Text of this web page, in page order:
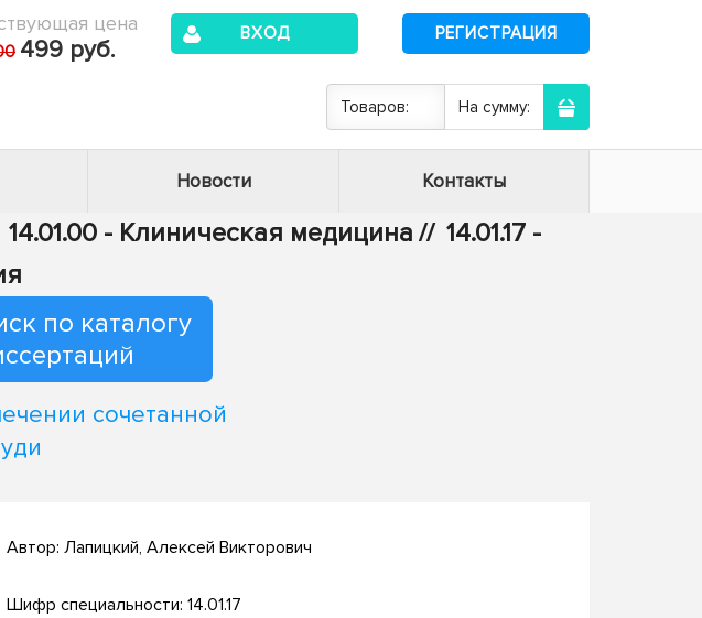
цена
499 руб.
ВХОД РЕГИСТРАЦИЯ
Товаров: На сумму:
Новости Контакты
14.01.00 - Клиническая медицина // 14.01.17 -
по каталогу
сочетанной
Автор: Лапицкий, Алексей Викторович
Шифр специальности: 14.01.17